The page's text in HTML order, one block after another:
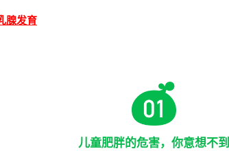
腺发育
儿童肥胖的危害，你意想不到